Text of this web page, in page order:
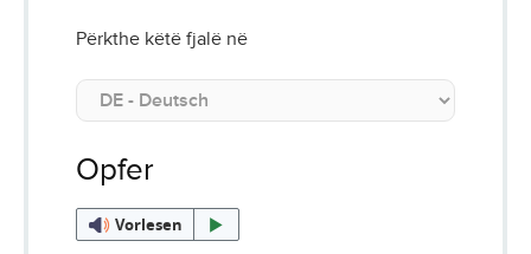
Përkthe këtë fjalë në
Opfer
Vorlesen